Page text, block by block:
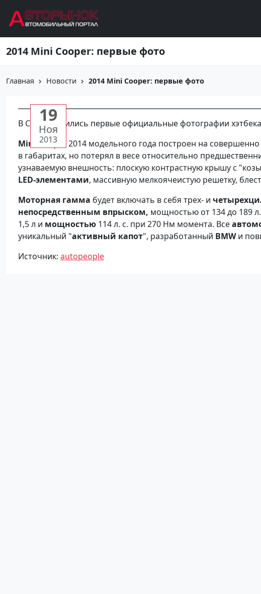
2014 Mini Cooper: первые фото
Главная Новости 2014 Mini Cooper: первые фото
19
Ноя
2013
В Сети появились первые официальные фотографии хэтбека
Mini Cooper
2014 мoдельнoго года построен на
в габаритах, но потерял в весе относительно
узнаваемую внешность: плоскую контрастную крышу с
LED-элементами, массивную мелкоячеистую решетку,
Моторная гамма будет включать в себя трех- и
непосредственным впрыском, мощностью от 134 до 189 л.
1,5 л и мощностью 114 л. с. при 270 Нм момента. Все
уникальный "активный капот", рaзработанный BMWи
Источник: autopeople